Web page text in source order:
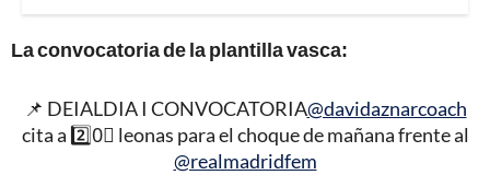
La convocatoria de la plantilla vasca:
📌 DEIALDIA I CONVOCATORIA@davidaznarcoach
cita a 2️⃣0⃣ leonas para el choque de mañana frente al
@realmadridfem